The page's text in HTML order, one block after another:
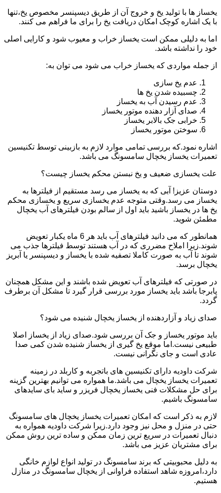
یخساز ها با تولید یخ و خروج آن از طریق دیسپنسر مخصوص یخ،تنها
با یک اشاره کوچک امکان دریافت یخ را برای ما فراهم می کنند.
اما به دلیلی ممکن است یخساز خراب و معیوب شود و کارایی اصلی
خود را نداشته باشد.
از جمله مواردی که یخساز خراب می شود می توان به:
عدم یخ سازی
چسبیده شدن یخ ها
عدم رسیدن آب به یخساز
صدای آزار دهنده موتور یخساز
خرابی جک بالابر یخساز
سوختن موتور یخساز
اشاره نمود.که بررسی تمامی موارد لازم به بازبینی توسط تکنیسین
تعمیرات یخساز یخچال سامسونگ می باشد.
علت یخسازی ضعیف و یخ نبستن محکم یخساز چیست؟
دوستان عزیز! آبی که به یخساز می رسد مستقیم از فیلترها به
یخساز می رسد.وقتی متوجه عدم یخسازی سریع و یخسازی محکم
یخ ها در یخساز باشید باید اول از سالم بودن فیلترهای آب یخچال
مطمئن شوید.
همانطور که می دانید فیلترهای آب باید هر 6 ماه یکبار تعویض
شوند.زیرا املاح مضرری که در آب هستند توسط فیلترها جذب می
شوند تا آب به صورت کاملا تصفیه شده با یخساز و دیسپنسر یا آبریز
یخچال برسد.
در صورتی که فیلترهای آب تعویض شده باشند و این مشکل همچنان
پابرجا باشد باید یخساز مورد بررسی قرار گیرد تا مشکل آن برطرف
گردد.
صدای زیاد و آزاردهنده از یخساز یخچال شنیده می شود؟
باید موتور یخساز و جک آن بررسی شود.صدای زیاد از یخساز اصلا
طبیعی نیست.اما موقع یخ گیری از یخساز شنیده شدن کمی صدا
عادی است و جای نگرانی نیست.
شرکت داودیه دارای تکنیسین های باتجربه و کاربلد در زمینه
تعمیرات یخساز یخچال می باشد.ما همواره می توانیم بهترین گزینه
برای حل مشکلات فنی یخساز یخچال فریزر و ساید بای سایدهای
سامسونگ باشیم.
لازم به ذکر است که امکان تعمیرات یخساز یخچال های سامسونگ
حتی در منزل و محل نیز وجود دارد.زیرا شرکت داودیه همواره به
دنبال تعمیرات در سریع ترین زمان ممکن و ساده ترین روش ممکن
برای مشتریان عزیز می باشد.
به دلیل محبوبیتی که برند سامسونگ در تولید انواع لوازم خانگی
دارد،امروزه شاهد استفاده فراوانی از یخچال سامسونگ در منازل
هستیم.